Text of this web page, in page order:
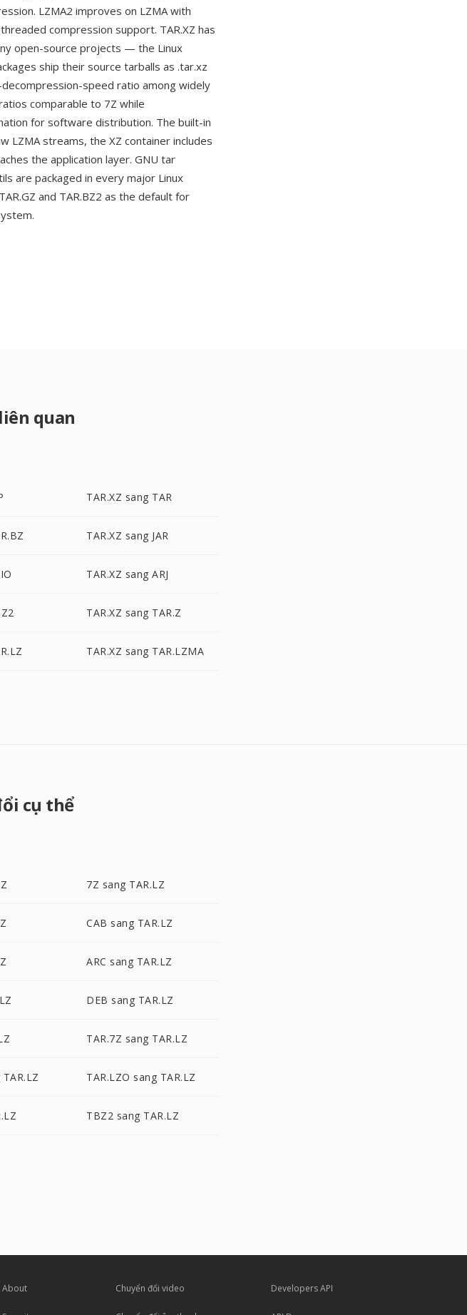
LZMA2 improves on LZMA with
compression support. TAR.XZ has
open-source projects — the Linux
ship their source tarballs as .tar.xz
speed ratio among widely
comparable to 7Z while
for software distribution. The built-in
LZMA streams, the XZ container includes
the application layer. GNU tar
are packaged in every major Linux
and TAR.BZ2 as the default for
quan
TAR.XZ sang TAR
TAR.XZ sang JAR
TAR.XZ sang ARJ
TAR.XZ sang TAR.Z
TAR.XZ sang TAR.LZMA
cụ thể
7Z sang TAR.LZ
CAB sang TAR.LZ
ARC sang TAR.LZ
DEB sang TAR.LZ
TAR.7Z sang TAR.LZ
TAR.LZO sang TAR.LZ
TBZ2 sang TAR.LZ
About Chuyển đổi video Developers API